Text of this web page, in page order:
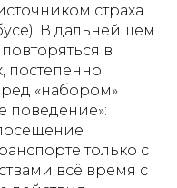
страха
В дальнейшем
в
постепенно
«набором»
поведение»:
только с
всё время с